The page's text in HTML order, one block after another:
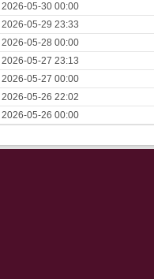
2026-05-30 00:00
2026-05-29 23:33
2026-05-28 00:00
2026-05-27 23:13
2026-05-27 00:00
2026-05-26 22:02
2026-05-26 00:00